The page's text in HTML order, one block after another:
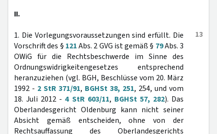
II.
13
1. Die Vorlegungsvoraussetzungen sind erfüllt. Die
Vorschrift des § 121Abs. 2 GVG ist gemäß § 79Abs. 3
OWiG für die Rechtsbeschwerde im Sinne des
Ordnungswidrigkeitengesetzes entsprechend
heranzuziehen (vgl. BGH, Beschlüsse vom 20. März
1992 - 2 StR 371/91, BGHSt 38, 251, 254, und vom
18. Juli 2012 -4 StR 603/11, BGHSt 57, 282). Das
Oberlandesgericht Oldenburg kann nicht seiner
Absicht gemäß entscheiden, ohne von der
Rechtsauffassung des Oberlandesgerichts